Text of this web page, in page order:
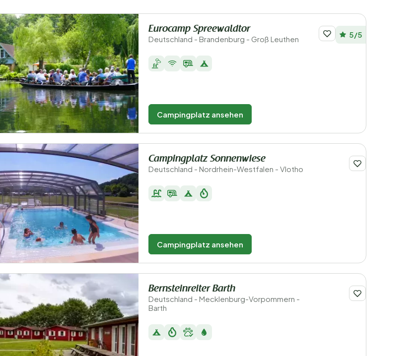
Eurocamp Spreewaldtor
Deutschland - Brandenburg - Groß Leuthen 5/5
Campingplatz ansehen
Campingplatz Sonnenwiese
Deutschland - Nordrhein-Westfalen - Vlotho
Campingplatz ansehen
Bernsteinreiter Barth
Deutschland - Mecklenburg-Vorpommern -
Barth